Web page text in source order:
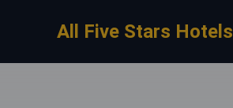
All Five Stars Hotels